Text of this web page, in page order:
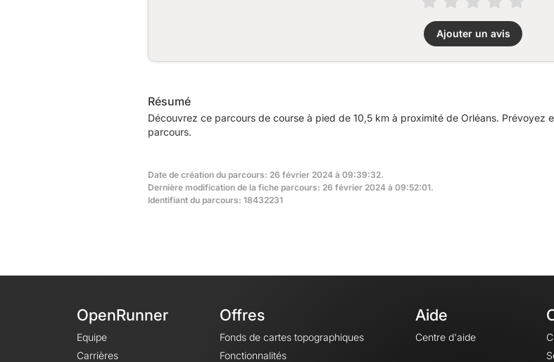
Ajouter un avis
Résumé
Découvrez ce parcours de course à pied de 10,5 km à proximité de Orléans. Prévoyez
parcours.
Date de création du parcours: 26 février 2024 à 09:39:32.
Dernière modification de la fiche parcours: 26 février 2024 à 09:52:01.
Identifiant du parcours: 18432231
OpenRunner
Equipe
Carrières
Offres
Fonds de cartes topographiques
Fonctionnalités
Aide
Centre d'aide